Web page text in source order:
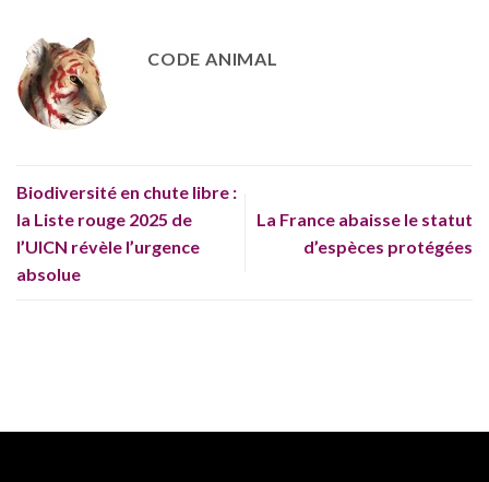
CODE ANIMAL
Biodiversité en chute libre :
la Liste rouge 2025 de
l’UICN révèle l’urgence
absolue
La France abaisse le statut
d’espèces protégées